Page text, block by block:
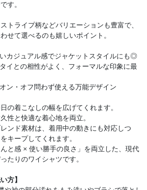
す。
トライプ柄などバリエーションも豊富で、
せて選べるのも嬉しいポイント。
カジュアル感でジャケットスタイルにも◎
イとの相性がよく、フォーマルな印象に最
ン・オフ問わず使える万能デザイン
の着こなしの幅を広げてくれます。
性と快適な着心地を両立。
ンド素材は、着用中の動きにも対応しつ
キープしてくれます。
と感 × 使い勝手の良さ」を両立した、現代
たりのワイシャツです。
方】